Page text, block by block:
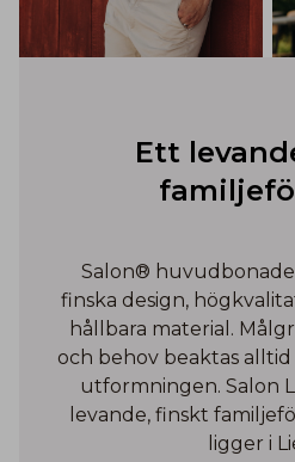
Ett
Salon®
finska design,
hållbara material.
och behov beaktas
utformningen. Salon
levande, finskt
ligger i